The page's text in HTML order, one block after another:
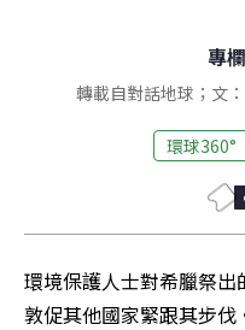
專欄
轉載自對話地球；文
環球360°
環境保護人士對希臘祭
敦促其他國家緊跟其步